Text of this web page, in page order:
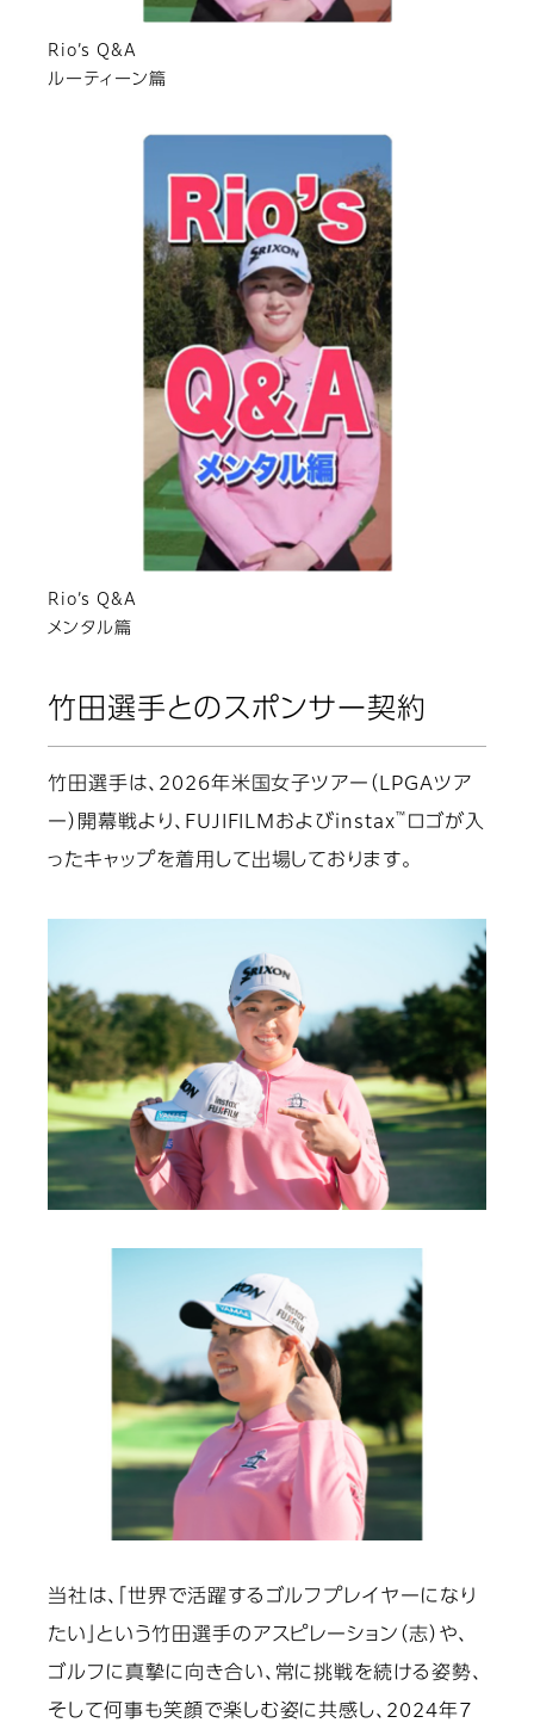
Rio’s Q&A
ルーティーン篇
Rio’s Q&A
メンタル篇
竹田選手とのスポンサー契約
竹田選手は、2026年米国女子ツアー（LPGAツア
ー）開幕戦より、FUJIFILMおよびinstax ™ ロゴが入
ったキャップを着用して出場しております。
当社は、「世界で活躍するゴルフプレイヤーになり
たい」という竹田選手のアスピレーション（志）や、
ゴルフに真摯に向き合い、常に挑戦を続ける姿勢、
そして何事も笑顔で楽しむ姿に共感し、2024年7